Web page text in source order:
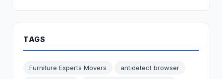
TAGS
Furniture Experts Movers
antidetect browser